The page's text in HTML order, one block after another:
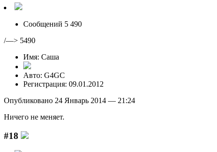
Сообщений 5 490
/—> 5490
Имя: Саша
Авто: G4GC
Регистрация: 09.01.2012
Опубликовано 24 Январь 2014 — 21:24
Ничего не меняет.
#18